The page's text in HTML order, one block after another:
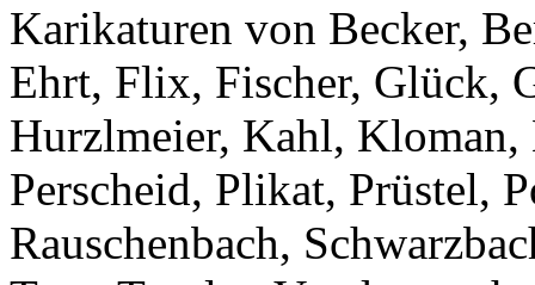
Karikaturen von Becker,
Ehrt, Flix, Fischer, Glück,
Hurzlmeier, Kahl,
Perscheid, Plikat, Prüstel,
Rauschenbach,